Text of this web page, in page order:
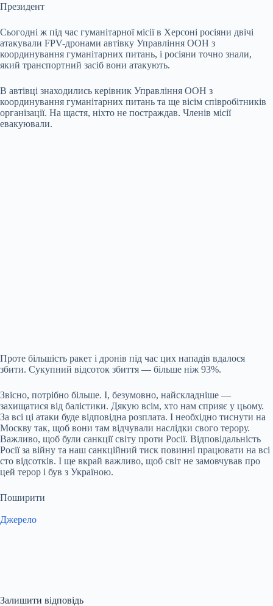
Президент
Сьогодні ж під час гуманітарної місії в Херсоні росіяни двічі
атакували FPV-дронами автівку Управління ООН з
координування гуманітарних питань, і росіяни точно знали,
який транспортний засіб вони атакують.
В автівці знаходились керівник Управління ООН з
координування гуманітарних питань та ще вісім співробітників
організації. На щастя, ніхто не постраждав. Членів місії
евакуювали.
Проте більшість ракет і дронів під час цих нападів вдалося
збити. Сукупний відсоток збиття — більше ніж 93%.
Звісно, потрібно більше. І, безумовно, найскладніше —
захищатися від балістики. Дякую всім, хто нам сприяє у цьому.
За всі ці атаки буде відповідна розплата. І необхідно тиснути на
Москву так, щоб вони там відчували наслідки свого терору.
Важливо, щоб були санкції світу проти Росії. Відповідальність
Росії за війну та наш санкційний тиск повинні працювати на всі
сто відсотків. І ще вкрай важливо, щоб світ не замовчував про
цей терор і був з Україною.
Поширити
Джерело
Залишити відповідь